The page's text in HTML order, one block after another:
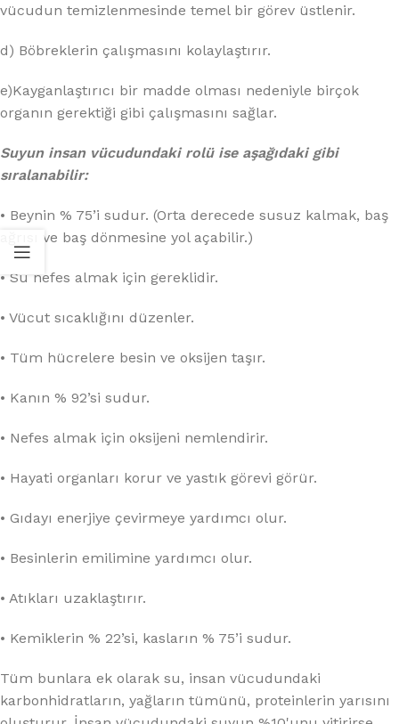
vücudun temizlenmesinde temel bir görev üstlenir.
d) Böbreklerin çalışmasını kolaylaştırır.
e)Kayganlaştırıcı bir madde olması nedeniyle birçok
organın gerektiği gibi çalışmasını sağlar.
Suyun insan vücudundaki rolü ise aşağıdaki gibi
sıralanabilir:
• Beynin % 75’i sudur. (Orta derecede susuz kalmak, baş
ağrısı ve baş dönmesine yol açabilir.)
• Su nefes almak için gereklidir.
• Vücut sıcaklığını düzenler.
• Tüm hücrelere besin ve oksijen taşır.
• Kanın % 92’si sudur.
• Nefes almak için oksijeni nemlendirir.
• Hayati organları korur ve yastık görevi görür.
• Gıdayı enerjiye çevirmeye yardımcı olur.
• Besinlerin emilimine yardımcı olur.
• Atıkları uzaklaştırır.
• Kemiklerin % 22’si, kasların % 75’i sudur.
Tüm bunlara ek olarak su, insan vücudundaki
karbonhidratların, yağların tümünü, proteinlerin yarısını